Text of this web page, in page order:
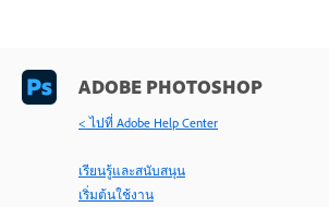
ADOBE PHOTOSHOP
< ไปที่ Adobe Help Center
เรียนรู้และสนับสนุน
เริ่มต้นใช้งาน